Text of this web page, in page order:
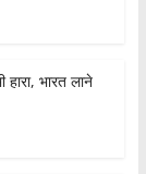
हारा, भारत लाने